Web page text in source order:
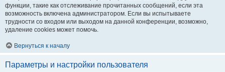
функции, такие как отслеживание прочитанных сообщений, если эта
возможность включена администратором. Если вы испытываете
трудности со входом или выходом на данной конференции, возможно,
удаление cookies может помочь.
Вернуться к началу
Параметры и настройки пользователя